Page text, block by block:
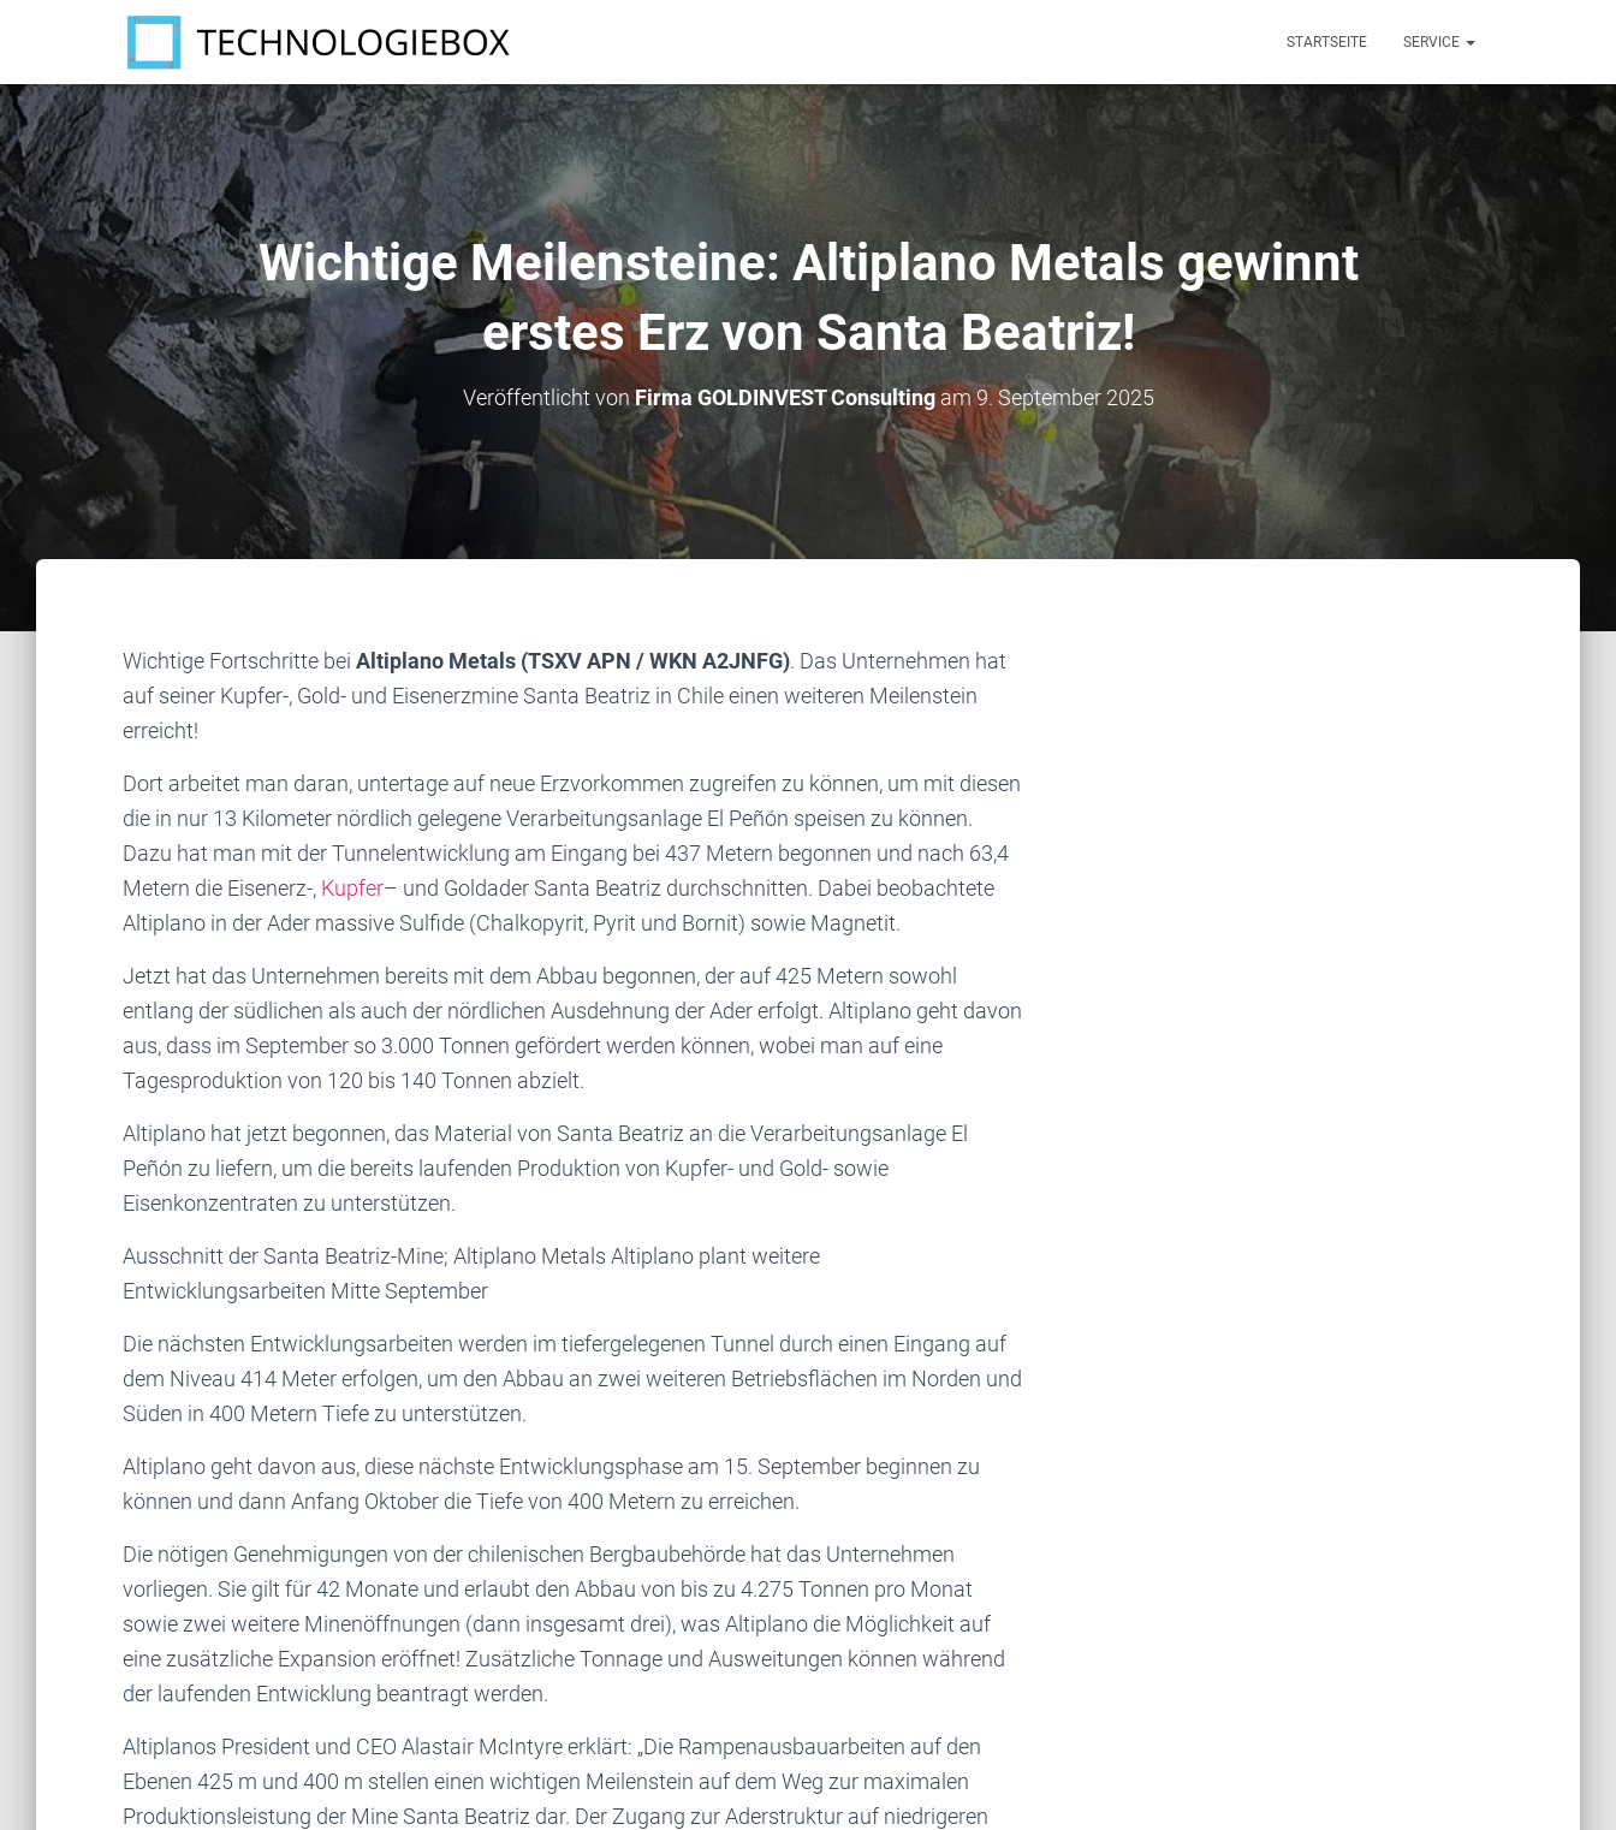
STARTSEITE SERVICE
Wichtige Meilensteine: Altiplano Metals gewinnt
erstes Erz von Santa Beatriz!
Veröffentlicht von Firma GOLDINVEST Consultingam9. September 2025
​Wichtige Fortschritte bei Altiplano Metals (TSXV APN / WKN A2JNFG). Das Unternehmen hat
auf seiner Kupfer-, Gold- und Eisenerzmine Santa Beatriz in Chile einen weiteren Meilenstein
erreicht!
Dort arbeitet man daran, untertage auf neue Erzvorkommen zugreifen zu können, um mit diesen
die in nur 13 Kilometer nördlich gelegene Verarbeitungsanlage El Peñón speisen zu können.
Dazu hat man mit der Tunnelentwicklung am Eingang bei 437 Metern begonnen und nach 63,4
Metern die Eisenerz-, Kupfer– und Goldader Santa Beatriz durchschnitten. Dabei beobachtete
Altiplano in der Ader massive Sulfide (Chalkopyrit, Pyrit und Bornit) sowie Magnetit.
Jetzt hat das Unternehmen bereits mit dem Abbau begonnen, der auf 425 Metern sowohl
entlang der südlichen als auch der nördlichen Ausdehnung der Ader erfolgt. Altiplano geht davon
aus, dass im September so 3.000 Tonnen gefördert werden können, wobei man auf eine
Tagesproduktion von 120 bis 140 Tonnen abzielt.
Altiplano hat jetzt begonnen, das Material von Santa Beatriz an die Verarbeitungsanlage El
Peñón zu liefern, um die bereits laufenden Produktion von Kupfer- und Gold- sowie
Eisenkonzentraten zu unterstützen.
​Ausschnitt der Santa Beatriz-Mine; Altiplano Metals Altiplano plant weitere
Entwicklungsarbeiten Mitte September
Die nächsten Entwicklungsarbeiten werden im tiefergelegenen Tunnel durch einen Eingang auf
dem Niveau 414 Meter erfolgen, um den Abbau an zwei weiteren Betriebsflächen im Norden und
Süden in 400 Metern Tiefe zu unterstützen.
Altiplano geht davon aus, diese nächste Entwicklungsphase am 15. September beginnen zu
können und dann Anfang Oktober die Tiefe von 400 Metern zu erreichen.
Die nötigen Genehmigungen von der chilenischen Bergbaubehörde hat das Unternehmen
vorliegen. Sie gilt für 42 Monate und erlaubt den Abbau von bis zu 4.275 Tonnen pro Monat
sowie zwei weitere Minenöffnungen (dann insgesamt drei), was Altiplano die Möglichkeit auf
eine zusätzliche Expansion eröffnet! Zusätzliche Tonnage und Ausweitungen können während
der laufenden Entwicklung beantragt werden.
Altiplanos President und CEO Alastair McIntyre erklärt: „Die Rampenausbauarbeiten auf den
Ebenen 425 m und 400 m stellen einen wichtigen Meilenstein auf dem Weg zur maximalen
Produktionsleistung der Mine Santa Beatriz dar. Der Zugang zur Aderstruktur auf niedrigeren